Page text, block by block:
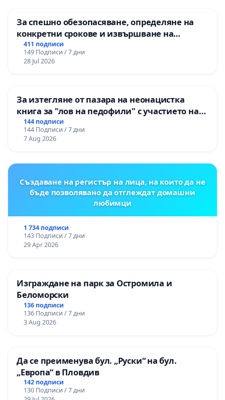
За спешно обезопасяване, определяне на
конкретни срокове и извършване на
цялостна рехабилитация на
републиканския път между пътен възел АМ
„Тракия“ - гр. Ихтиман - с. Мирово - к.к.
411 подписи
149 Подписи / 7 дни
28 Jul 2026
За изтегляне от пазара на неонацистка
книга за "лов на педофили" с участието на
деца
144 подписи
144 Подписи / 7 дни
7 Aug 2026
Създаване на регистър на лица, на които да не
бъде позволявано да отглеждат домашни
любимци
1 734 подписи
143 Подписи / 7 дни
29 Apr 2026
Изграждане на парк за Остромила и
Беломорски
136 подписи
136 Подписи / 7 дни
3 Aug 2026
Да се преименува бул. „Руски“ на бул.
„Европа“ в Пловдив
142 подписи
130 Подписи / 7 дни